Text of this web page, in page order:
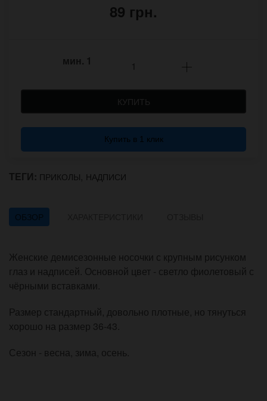
89 грн.
мин. 1
КУПИТЬ
Купить в 1 клик
ТЕГИ: ПРИКОЛЫ, НАДПИСИ
ОБЗОР
Женские демисезонные носочки с крупным рисунком
глаз и надписей. Основной цвет - светло фиолетовый с
чёрными вставками.
Размер стандартный, довольно плотные, но тянуться
хорошо на размер 36-43.
Сезон - весна, зима, осень.